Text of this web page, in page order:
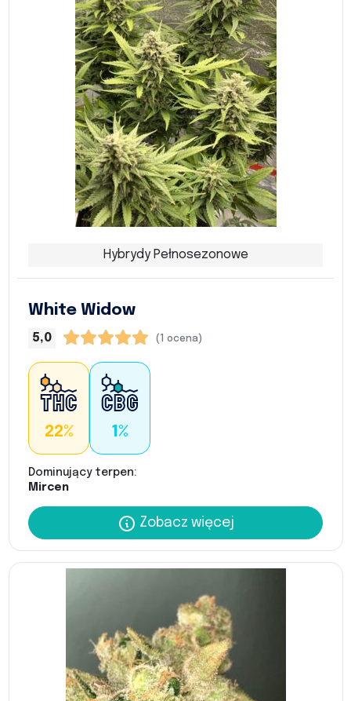
Hybrydy Pełnosezonowe
White Widow
5,0 (1 ocena)
22% 1%
Dominujący terpen:
Mircen
Zobacz więcej